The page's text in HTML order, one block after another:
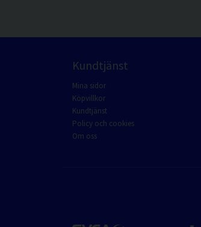
Kundtjänst
Mina sidor
Köpvillkor
Kundtjänst
Policy och cookies
Om oss